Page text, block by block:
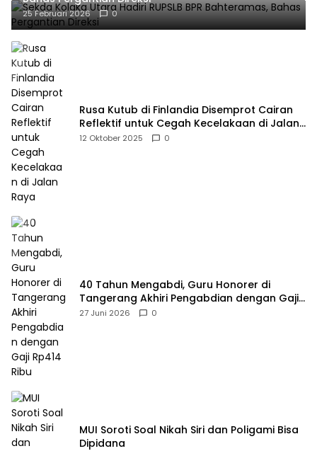
25 Februari 2026 0
Rusa Kutub di Finlandia Disemprot Cairan
Reflektif untuk Cegah Kecelakaan di Jalan
Raya
12 Oktober 2025 0
40 Tahun Mengabdi, Guru Honorer di
Tangerang Akhiri Pengabdian dengan Gaji
Rp414 Ribu
27 Juni 2026 0
MUI Soroti Soal Nikah Siri dan Poligami Bisa
Dipidana